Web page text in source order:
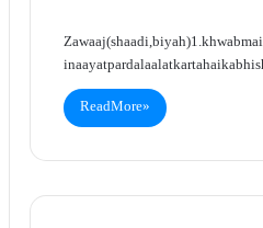
Zawaaj (shaadi, biyah)1. khwab
inaayat par dalaalat karta hai kabhi
Read More »